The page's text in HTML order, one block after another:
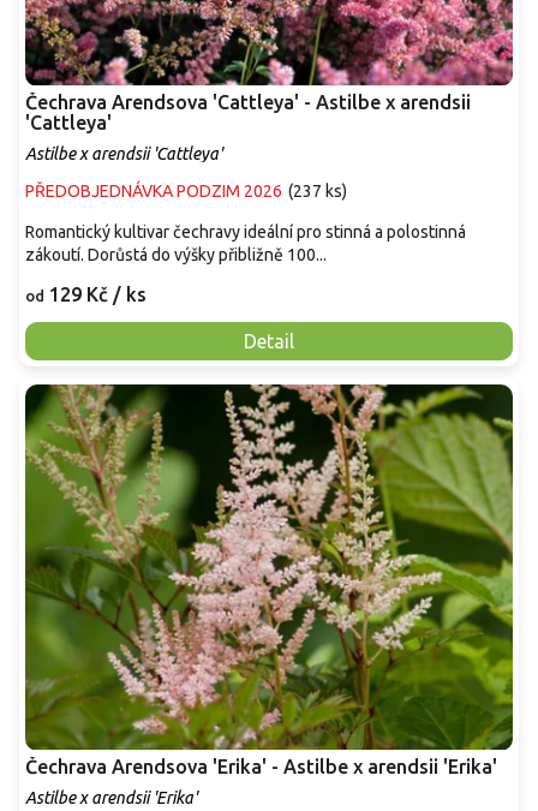
Čechrava Arendsova 'Cattleya' - Astilbe x arendsii
'Cattleya'
Astilbe x arendsii 'Cattleya'
PŘEDOBJEDNÁVKA PODZIM 2026 (237 ks)
od 129 Kč / ks
Detail
Romantický kultivar čechravy ideální pro stinná a polostinná
zákoutí. Dorůstá do výšky přibližně 100...
Čechrava Arendsova 'Erika' - Astilbe x arendsii 'Erika'
Astilbe x arendsii 'Erika'